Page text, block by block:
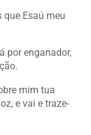
que Esaú meu
por enganador,
mim tua
e vai e traze-